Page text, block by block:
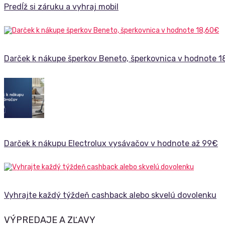
Predĺž si záruku a vyhraj mobil
Darček k nákupe šperkov Beneto, šperkovnica v hodnote
Darček k nákupu Electrolux vysávačov v hodnote až 99€
Vyhrajte každý týždeň cashback alebo skvelú dovolenku
VÝPREDAJE A ZĽAVY